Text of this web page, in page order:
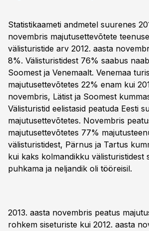
Statistikaameti andmetel suurenes
novembris majutusettevõtete
välisturistide arv 2012. aasta
8%. Välisturistidest 76% saabus
Soomest ja Venemaalt. Venemaa
majutusettevõtetes 22% enam kui
novembris, Lätist ja Soomest
Välisturistid eelistasid peatuda Eesti
majutusettevõtetes. Novembris
majutusettevõtetes 77%
välisturistidest, Pärnus ja Tartus
kui kaks kolmandikku välisturistidest
puhkama ja neljandik oli tööreisil.
2013. aasta novembris peatus
rohkem siseturiste kui 2012. aasta